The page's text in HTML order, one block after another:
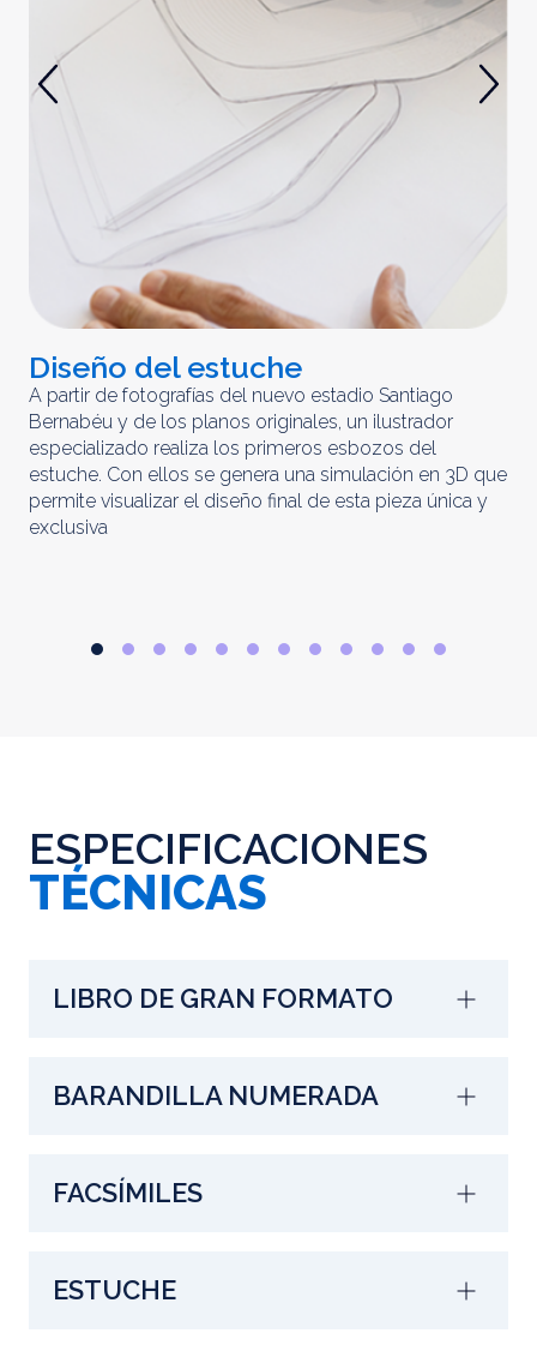
Diseño del estuche
A partir de fotografías del nuevo estadio Santiago
Bernabéu y de los planos originales, un ilustrador
especializado realiza los primeros esbozos del
estuche. Con ellos se genera una simulación en 3D que
permite visualizar el diseño final de esta pieza única y
exclusiva
ESPECIFICACIONES
TÉCNICAS
LIBRO DE GRAN FORMATO
BARANDILLA NUMERADA
FACSÍMILES
ESTUCHE